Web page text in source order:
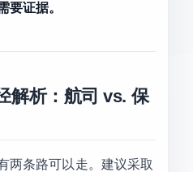
要证据。
解析：航司 vs. 保
两条路可以走。建议采取